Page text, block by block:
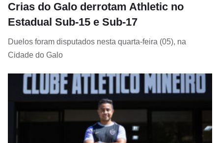
Crias do Galo derrotam Athletic no
Estadual Sub-15 e Sub-17
Duelos foram disputados nesta quarta-feira (05), na
Cidade do Galo